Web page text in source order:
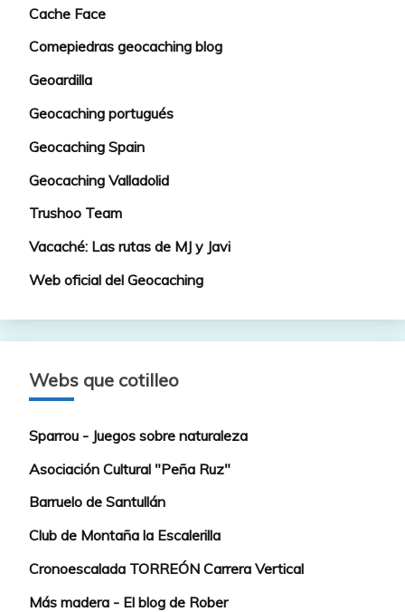
Cache Face
Comepiedras geocaching blog
Geoardilla
Geocaching portugués
Geocaching Spain
Geocaching Valladolid
Trushoo Team
Vacaché: Las rutas de MJ y Javi
Web oficial del Geocaching
Webs que cotilleo
Sparrou - Juegos sobre naturaleza
Asociación Cultural "Peña Ruz"
Barruelo de Santullán
Club de Montaña la Escalerilla
Cronoescalada TORREÓN Carrera Vertical
Más madera - El blog de Rober